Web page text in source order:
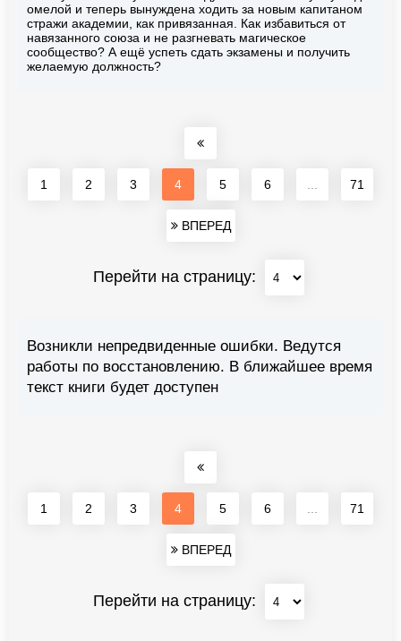
омелой и теперь вынуждена ходить за новым капитаном
стражи академии, как привязанная. Как избавиться от
навязанного союза и не разгневать магическое
сообщество? А ещё успеть сдать экзамены и получить
желаемую должность?
1 2 3 4 5 6 ... 71
ВПЕРЕД
Перейти на страницу:
Возникли непредвиденные ошибки. Ведутся
работы по восстановлению. В ближайшее время
текст книги будет доступен
1 2 3 4 5 6 ... 71
ВПЕРЕД
Перейти на страницу: